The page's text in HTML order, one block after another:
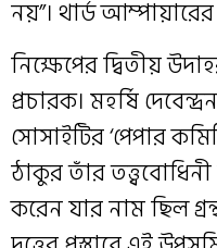
নয়”। থার্ড
নিক্ষেপের দ্বিতীয়
প্রচারক। মহর্ষি
সোসাইটির ‘পেপার
ঠাকুর তাঁর
করেন যার নাম ছিল